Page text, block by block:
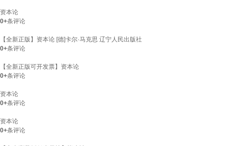
资本论
0+条评论
【全新正版】资本论 [德]卡尔·马克思 辽宁人民出版社
0+条评论
【全新正版可开发票】资本论
0+条评论
资本论
0+条评论
资本论
0+条评论